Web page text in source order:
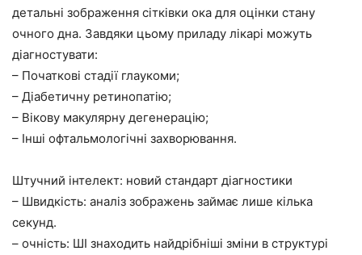
детальні зображення сітківки ока для оцінки стану
очного дна. Завдяки цьому приладу лікарі можуть
діагностувати:
– Початкові стадії глаукоми;
– Діабетичну ретинопатію;
– Вікову макулярну дегенерацію;
– Інші офтальмологічні захворювання.
Штучний інтелект: новий стандарт діагностики
– Швидкість: аналіз зображень займає лише кілька
секунд.
– очність: ШІ знаходить найдрібніші зміни в структурі